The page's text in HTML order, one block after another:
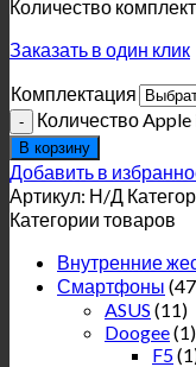
Количество
Заказать в один клик
Комплектация
Количество
В корзину
Добавить в
Артикул: Н/Д
Категории товаров
Внутренние
Смартфоны
ASUS (11)
Doogee(1)
F5